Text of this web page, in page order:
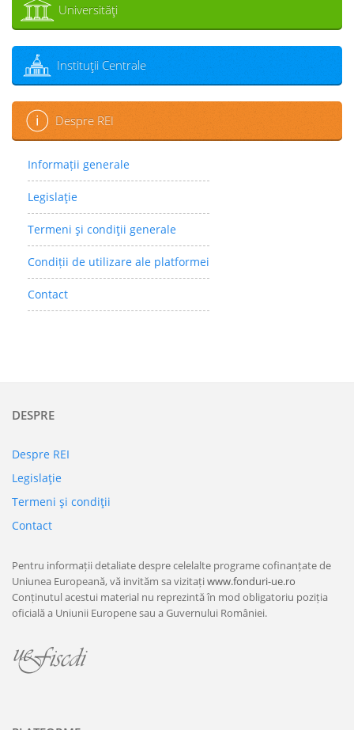
Universităţi
Instituţii Centrale
Despre REI
Informații generale
Legislaţie
Termeni şi condiţii generale
Condiții de utilizare ale platformei
Contact
DESPRE
Despre REI
Legislaţie
Termeni şi condiţii
Contact
Pentru informații detaliate despre celelalte programe cofinanțate de
Uniunea Europeană, vă invităm sa vizitațiwww.fonduri-ue.ro
Conținutul acestui material nu reprezintă în mod obligatoriu poziția
oficială a Uniunii Europene sau a Guvernului României.